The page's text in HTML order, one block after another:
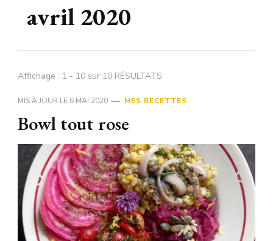
avril 2020
Affichage : 1 - 10 sur 10 RÉSULTATS
MIS À JOUR LE 6 MAI 2020 MES RECETTES
Bowl tout rose